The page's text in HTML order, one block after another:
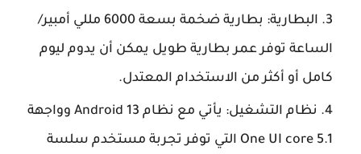
البطارية: بطارية ضخمة بسعة 6000 مللي أمبير/
الساعة توفر عمر بطارية طويل يمكن أن يدوم ليوم
كامل أو أكثر من الاستخدام المعتدل.
نظام التشغيل: يأتي مع نظام Android 13 وواجهة
One UI core 5.1 التي توفر تجربة مستخدم سلسة